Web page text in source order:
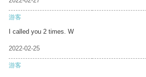
游客
I called you 2 times. W
2022-02-25
游客